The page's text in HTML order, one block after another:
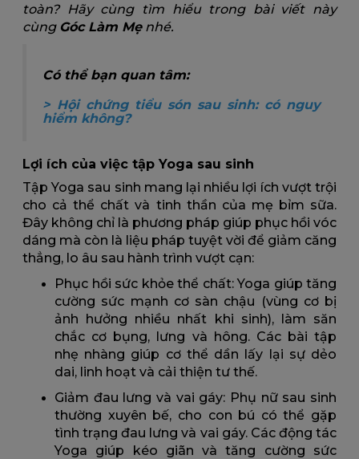
toàn? Hãy cùng tìm hiểu trong bài viết này
cùng Góc Làm Mẹnhé.
Có thể bạn quan tâm:
> Hội chứng tiểu són sau sinh: có nguy
hiểm không?
Lợi ích của việc tập Yoga sau sinh
Tập Yoga sau sinh mang lại nhiều lợi ích vượt trội
cho cả thể chất và tinh thần của mẹ bỉm sữa.
Đây không chỉ là phương pháp giúp phục hồi vóc
dáng mà còn là liệu pháp tuyệt vời để giảm căng
thẳng, lo âu sau hành trình vượt cạn:
Phục hồi sức khỏe thể chất: Yoga giúp tăng
cường sức mạnh cơ sàn chậu (vùng cơ bị
ảnh hưởng nhiều nhất khi sinh), làm săn
chắc cơ bụng, lưng và hông. Các bài tập
nhẹ nhàng giúp cơ thể dần lấy lại sự dẻo
dai, linh hoạt và cải thiện tư thế.
Giảm đau lưng và vai gáy: Phụ nữ sau sinh
thường xuyên bế, cho con bú có thể gặp
tình trạng đau lưng và vai gáy. Các động tác
Yoga giúp kéo giãn và tăng cường sức